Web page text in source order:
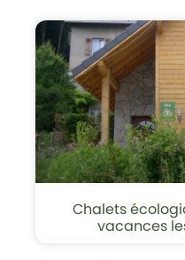
Chalets
vacances